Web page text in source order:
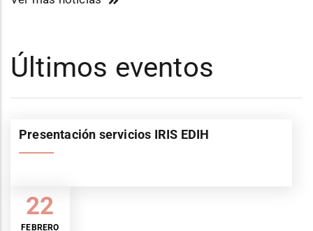
Últimos eventos
22
FEBRERO
Presentación servicios IRIS EDIH